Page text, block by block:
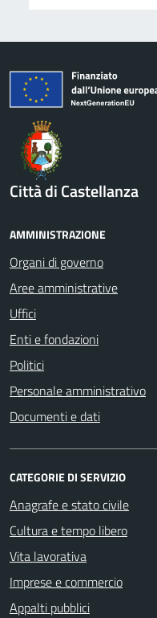
Città di Castellanza
AMMINISTRAZIONE
Organi di governo
Aree amministrative
Uffici
Enti e fondazioni
Politici
Personale amministrativo
Documenti e dati
CATEGORIE DI SERVIZIO
Anagrafe e stato civile
Cultura e tempo libero
Vita lavorativa
Imprese e commercio
Appalti pubblici